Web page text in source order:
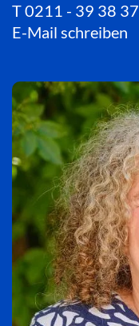
T0211 - 39 38 37
E-Mail schreiben